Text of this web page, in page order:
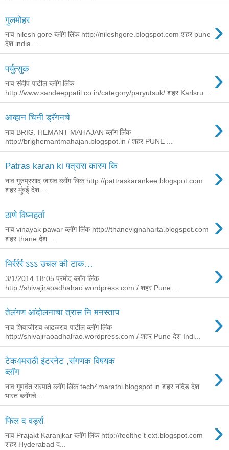
गुलमोहर ›
नाव nilesh gore ब्लॉग लिंक http://nileshgore.blogspot.com शहर pune
देश india ...
पर्युत्सुक ›
नाव संदीप पाटील ब्लॉग लिंक
http://www.sandeeppatil.co.in/category/paryutsuk/ शहर Karlsru...
आव्हान चिनी ड्रॅगनचे ›
नाव BRIG. HEMANT MAHAJAN ब्लॉग लिंक
http://brighemantmahajan.blogspot.in / शहर PUNE ...
Patras karan ki पत्रास कारण कि ›
नाव गुरुप्रसाद जाधव ब्लॉग लिंक http://pattraskarankee.blogspot.com
शहर मुंबई देश ...
ठाणे विघ्नहर्ता ›
नाव vinayak pawar ब्लॉग लिंक http://thanevignaharta.blogspot.com
शहर thane देश ...
भिर्रर्रर्र ऽऽऽ उचल की टाक… ›
3/1/2014 18:05 प्रमोद ब्लॉग लिंक
http://shivajiraoadhalrao.wordpress.com / शहर Pune ...
तेलंगण आंदोलनाचा त्रास नि मनस्ताप ›
नाव शिवाजीराव आढळराव पाटील ब्लॉग लिंक
http://shivajiraoadhalrao.wordpress.com / शहर Pune देश Indi...
टेक4मराठी इंटरनेट ,संगणक विषयक
ब्लॉग
›
नाव गुणवंत सरपाते ब्लॉग लिंक tech4marathi.blogspot.in शहर नांदेड देश
भारत ब्लॉगचे ...
फिल द वर्ड्स ›
नाव Prajakt Karanjkar ब्लॉग लिंक http://feelthe t ext.blogspot.com
शहर Hyderabad द...